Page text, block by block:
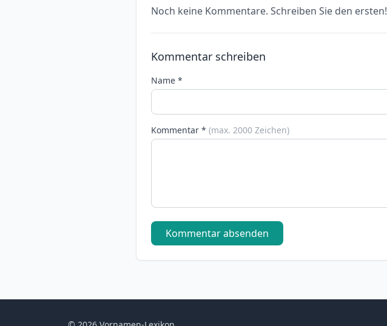
Noch keine Kommentare. Schreiben Sie den ersten!
Kommentar schreiben
Name *
Kommentar * (max. 2000 Zeichen)
Kommentar absenden